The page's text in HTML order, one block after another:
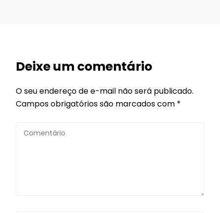
Deixe um comentário
O seu endereço de e-mail não será publicado.
Campos obrigatórios são marcados com *